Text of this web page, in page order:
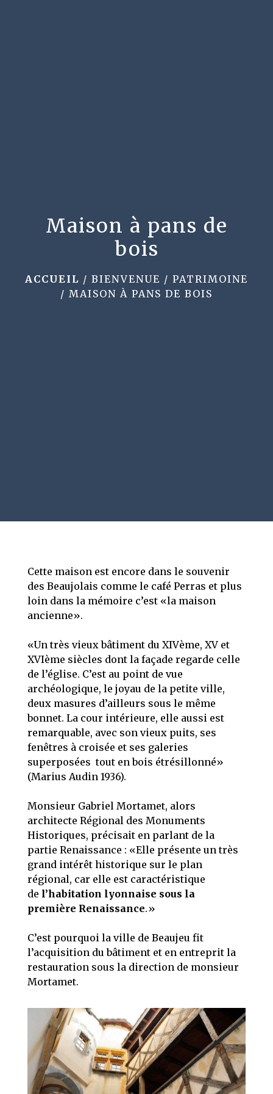
Maison à pans de
bois
ACCUEIL / BIENVENUE / PATRIMOINE
/ MAISON À PANS DE BOIS
Cette maison est encore dans le souvenir
des Beaujolais comme le café Perras et plus
loin dans la mémoire c’est «la maison
ancienne».
«Un très vieux bâtiment du XIVème, XV et
XVIème siècles dont la façade regarde celle
de l’église. C’est au point de vue
archéologique, le joyau de la petite ville,
deux masures d’ailleurs sous le même
bonnet. La cour intérieure, elle aussi est
remarquable, avec son vieux puits, ses
fenêtres à croisée et ses galeries
superposées tout en bois étrésillonné»
(Marius Audin 1936).
Monsieur Gabriel Mortamet, alors
architecte Régional des Monuments
Historiques, précisait en parlant de la
partie Renaissance : «Elle présente un très
grand intérêt historique sur le plan
régional, car elle est caractéristique
de l’habitation lyonnaise sous la
première Renaissance.»
C’est pourquoi la ville de Beaujeu fit
l’acquisition du bâtiment et en entreprit la
restauration sous la direction de monsieur
Mortamet.